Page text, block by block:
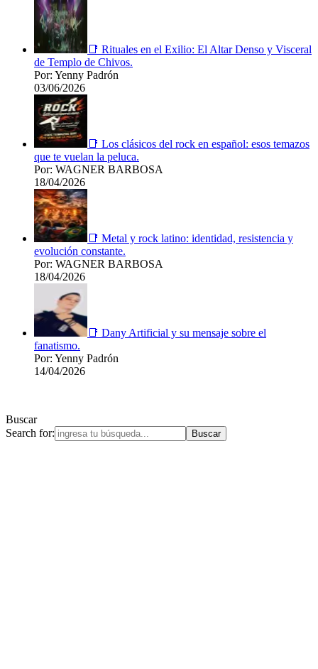
📑 Rituales en el Exilio: El Altar Denso y Visceral
de Templo de Chivos.
Por: Yenny Padrón
03/06/2026
📑 Los clásicos del rock en español: esos temazos
que te vuelan la peluca.
Por: WAGNER BARBOSA
18/04/2026
📑 Metal y rock latino: identidad, resistencia y
evolución constante.
Por: WAGNER BARBOSA
18/04/2026
📑 Dany Artificial y su mensaje sobre el
fanatismo.
Por: Yenny Padrón
14/04/2026
Buscar
Search for: